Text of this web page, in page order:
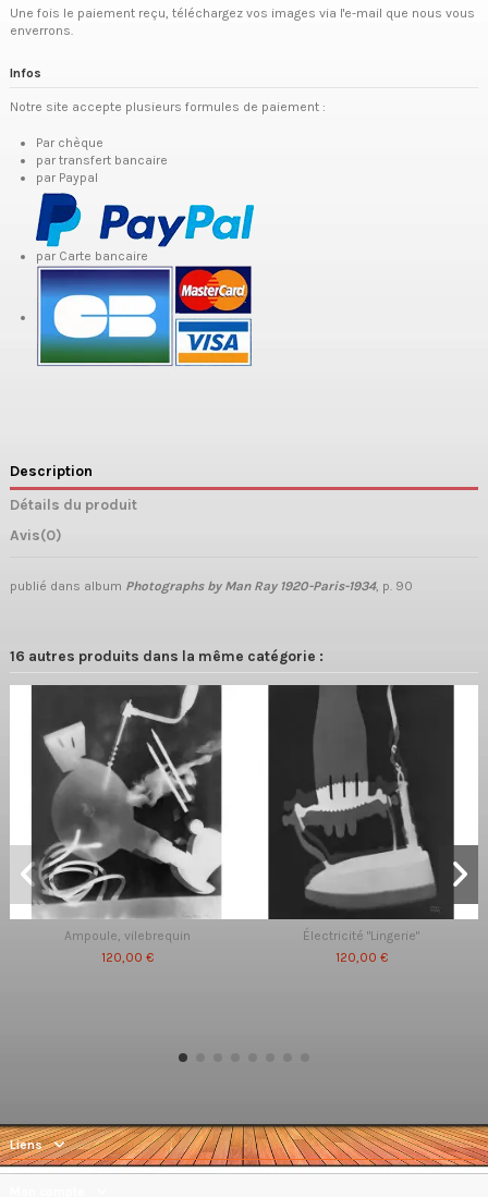
Une fois le paiement reçu, téléchargez vos images via l'e-mail que nous vous
enverrons.
Infos
Notre site accepte plusieurs formules de paiement :
Par chèque
par transfert bancaire
par Paypal
par Carte bancaire
Description
Détails du produit
Avis(0)
publié dans album Photographs by Man Ray 1920-Paris-1934, p. 90
16 autres produits dans la même catégorie :
Ampoule, vilebrequin
120,00 €
Électricité "Lingerie"
120,00 €
Liens